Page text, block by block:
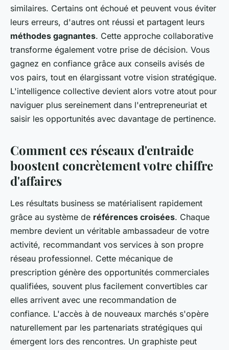
similaires. Certains ont échoué et peuvent vous éviter
leurs erreurs, d'autres ont réussi et partagent leurs
méthodes gagnantes. Cette approche collaborative
transforme également votre prise de décision. Vous
gagnez en confiance grâce aux conseils avisés de
vos pairs, tout en élargissant votre vision stratégique.
L'intelligence collective devient alors votre atout pour
naviguer plus sereinement dans l'entrepreneuriat et
saisir les opportunités avec davantage de pertinence.
Comment ces réseaux d'entraide
boostent concrètement votre chiffre
d'affaires
Les résultats business se matérialisent rapidement
grâce au système de références croisées. Chaque
membre devient un véritable ambassadeur de votre
activité, recommandant vos services à son propre
réseau professionnel. Cette mécanique de
prescription génère des opportunités commerciales
qualifiées, souvent plus facilement convertibles car
elles arrivent avec une recommandation de
confiance. L'accès à de nouveaux marchés s'opère
naturellement par les partenariats stratégiques qui
émergent lors des rencontres. Un graphiste peut